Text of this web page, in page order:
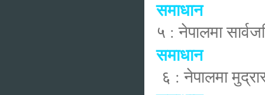
समाधान
५ : नेपालमा
समाधान
६ : नेपालमा